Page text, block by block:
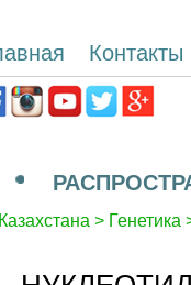
Контакты
> Генетика